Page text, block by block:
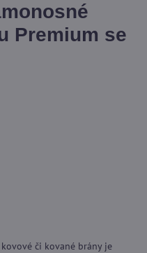
Premium se
či kované brány je